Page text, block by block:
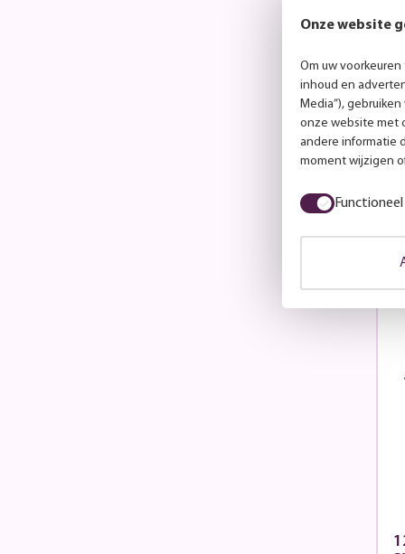
Onze website
Om uw
inhoud en
Media”),
onze website met
andere informatie
moment wijzigen
Functioneel